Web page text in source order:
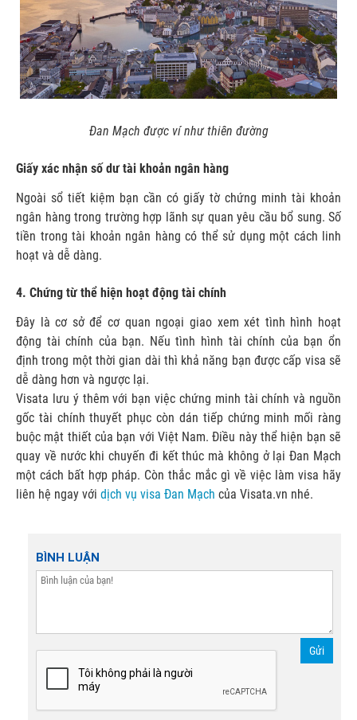
Đan Mạch được ví như thiên đường
Giấy xác nhận số dư tài khoản ngân hàng
Ngoài sổ tiết kiệm bạn cần có giấy tờ chứng minh tài khoản
ngân hàng trong trường hợp lãnh sự quan yêu cầu bổ sung. Số
tiền trong tài khoản ngân hàng có thể sử dụng một cách linh
hoạt và dễ dàng.
4. Chứng từ thể hiện hoạt động tài chính
Đây là cơ sở để cơ quan ngoại giao xem xét tình hình hoạt
động tài chính của bạn. Nếu tình hình tài chính của bạn ổn
định trong một thời gian dài thì khả năng bạn được cấp visa sẽ
dễ dàng hơn và ngược lại.
Visata lưu ý thêm với bạn việc chứng minh tài chính và nguồn
gốc tài chính thuyết phục còn dán tiếp chứng minh mối ràng
buộc mật thiết của bạn với Việt Nam. Điều này thể hiện bạn sẽ
quay về nước khi chuyến đi kết thúc mà không ở lại Đan Mạch
một cách bất hợp pháp. Còn thắc mắc gì về việc làm visa hãy
liên hệ ngay với dịch vụ visa Đan Mạch của Visata.vn nhé.
BÌNH LUẬN
Gửi